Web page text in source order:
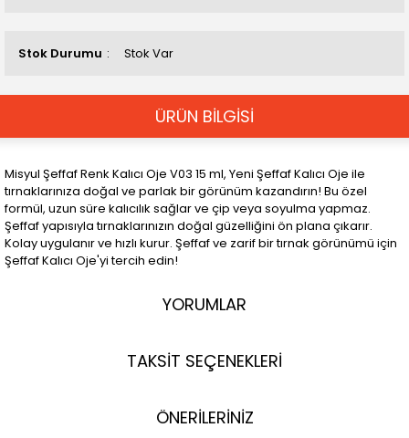
Stok Durumu Stok Var
ÜRÜN BİLGİSİ
Misyul Şeffaf Renk Kalıcı Oje V03 15 ml, Yeni Şeffaf Kalıcı Oje ile
tırnaklarınıza doğal ve parlak bir görünüm kazandırın! Bu özel
formül, uzun süre kalıcılık sağlar ve çip veya soyulma yapmaz.
Şeffaf yapısıyla tırnaklarınızın doğal güzelliğini ön plana çıkarır.
Kolay uygulanır ve hızlı kurur. Şeffaf ve zarif bir tırnak görünümü için
Şeffaf Kalıcı Oje'yi tercih edin!
YORUMLAR
TAKSİT SEÇENEKLERİ
ÖNERİLERİNİZ